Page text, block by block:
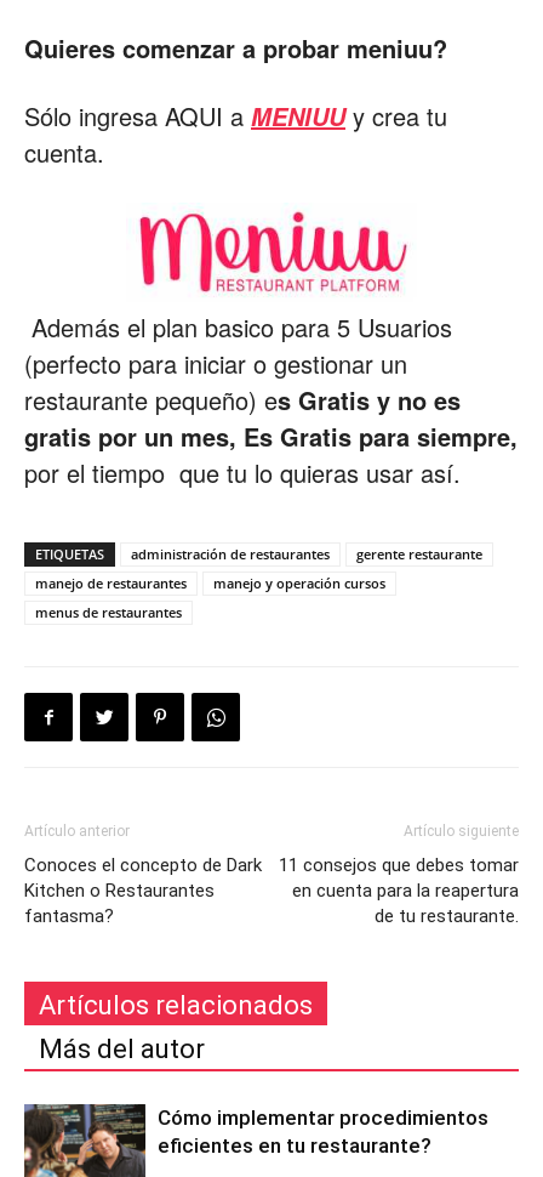
Quieres comenzar a probar meniuu?
Sólo ingresa AQUI a MENIUU y crea tu
cuenta.
Además el plan basico para 5 Usuarios
(perfecto para iniciar o gestionar un
restaurante pequeño) es Gratis y no es
gratis por un mes, Es Gratis para siempre,
por el tiempo que tu lo quieras usar así.
ETIQUETAS administración de restaurantes
gerente restaurante
manejo de restaurantes
manejo y operación cursos
menus de restaurantes
Artículo anterior
Conoces el concepto de Dark
Kitchen o Restaurantes
fantasma?
Artículo siguiente
11 consejos que debes tomar
en cuenta para la reapertura
de tu restaurante.
Artículos relacionados
Más del autor
Cómo implementar procedimientos
eficientes en tu restaurante?